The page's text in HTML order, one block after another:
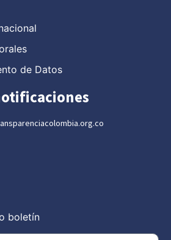
de Datos
boletín